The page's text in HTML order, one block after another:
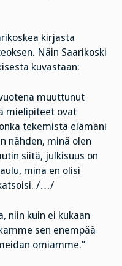
kirjasta
Näin Saarikoski
kuvastaan:
muuttunut
mielipiteet ovat
tekemistä elämäni
nähden, minä olen
siitä, julkisuus on
minä en olisi
/…/
niin kuin ei kukaan
sen enempää
omiamme.”